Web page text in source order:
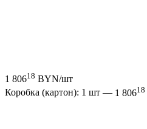
1 80618 BYN/шт
Коробка (картон): 1 шт — 1 80618